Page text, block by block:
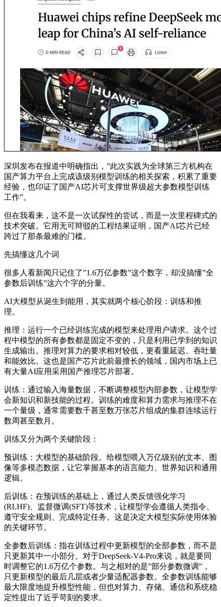
深圳发布在报道中明确指出，”此次实践为全球第三方机构在
国产算力平台上完成该级别模型训练的相关探索，积累了重要
经验，也印证了国产AI芯片可支撑世界级超大参数模型训练
工作”。
但在我看来，这不是一次试探性的尝试，而是一次里程碑式的
技术突破。它用无可辩驳的工程结果证明，国产AI芯片已经
跨过了那条最难的门槛。
先搞懂这几个词
很多人看新闻只记住了”1.6万亿参数”这个数字，却没搞懂”全
参数后训练”这六个字的分量。
AI大模型从诞生到能用，其实就两个核心阶段：训练和推
理。
推理：运行一个已经训练完成的模型来处理用户请求。这个过
程中模型的所有参数都是固定不变的，只是利用已学到的知识
生成输出。推理对算力的要求相对较低，更看重延迟、吞吐量
和能效比。这也是国产芯片此前最擅长的领域，国内市场上已
有大量AI应用采用国产推理芯片部署。
训练：通过输入海量数据，不断调整模型内部参数，让模型学
会新知识和新技能的过程。训练的难度和算力需求与推理不在
一个量级，通常需要数千甚至数万张芯片组成的集群连续运行
数周甚至数月。
训练又分为两个关键阶段：
预训练：大模型的基础阶段。给模型喂入万亿级别的文本、图
像等多模态数据，让它掌握基本的语言能力、世界知识和通用
逻辑。
后训练：在预训练的基础上，通过人类反馈强化学习
(RLHF)、监督微调(SFT)等技术，让模型学会遵循人类指令、
遵守安全规则、完成特定任务。这是决定大模型实际使用体验
的关键环节。
全参数后训练：指在训练过程中更新模型的全部参数，而不是
只更新其中一小部分。对于DeepSeek-V4-Pro来说，就是要同
时调整它的1.6万亿个参数。与之相对的是”部分参数微调”，
只更新模型的最后几层或者少量适配器参数。全参数训练能够
最大限度地提升模型性能，但也对算力、存储、通信和系统稳
定性提出了近乎苛刻的要求。